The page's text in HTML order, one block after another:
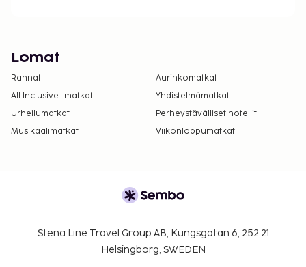
Lomat
Rannat
Aurinkomatkat
All Inclusive -matkat
Yhdistelmämatkat
Urheilumatkat
Perheystävälliset hotellit
Musikaalimatkat
Viikonloppumatkat
Stena Line Travel Group AB, Kungsgatan 6, 252 21
Helsingborg, SWEDEN